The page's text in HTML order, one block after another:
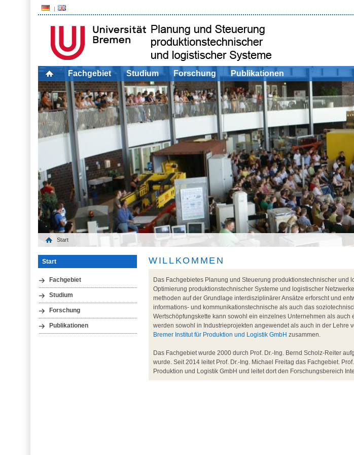
Fachgebiet Studium Forschung Publikationen
Start
Start
Fachgebiet
Studium
Forschung
Publikationen
WILLKOMMEN
Das Fachgebietes Planung und Steuerung produktionstechnischer und
Optimierung produktionstechnischer Systeme und logistischer
methoden auf der Grundlage interdisziplinärer Ansätze erforscht und
informations- und kommunikationstechnische als auch das
Wertschöpfungskette kann sowohl ein einzelnes Unternehmen als
werden sowohl in Industrieprojekten angewendet als auch in der Lehre
Bremer Institut für Produktion und Logistik GmbH zusammen.
Das Fachgebiet wurde 2000 durch Prof. Dr.-Ing. Bernd Scholz-Reiter
wurde. Seit 2014 leitet Prof. Dr.-Ing. Michael Freitag das Fachgebiet.
Produktion und Logistik GmbH und leitet dort den Forschungsbereich